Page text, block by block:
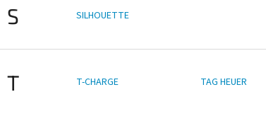
S SILHOUETTE
T T-CHARGE TAG HEUER